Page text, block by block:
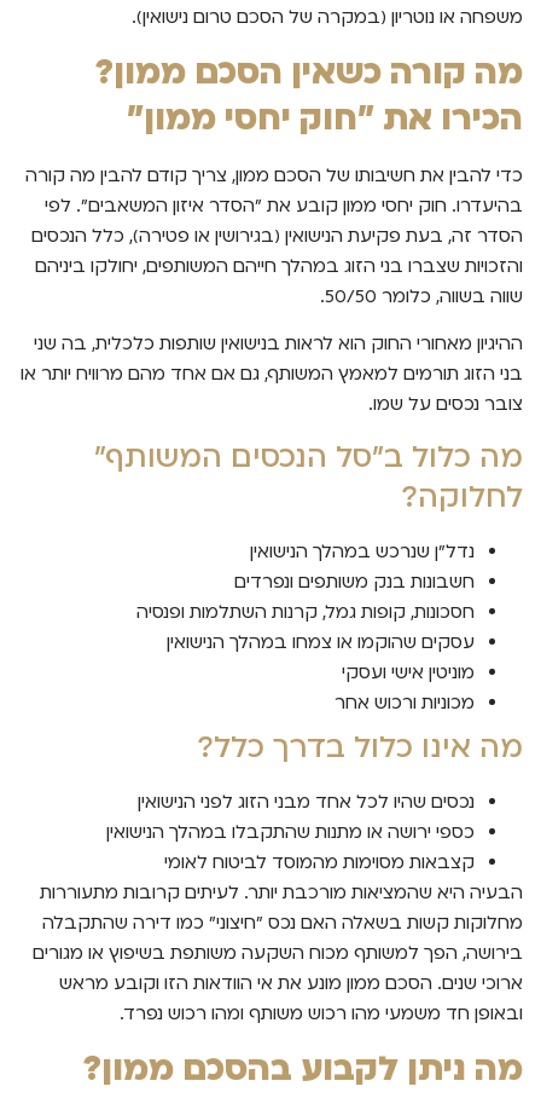
משפחה או נוטריון (במקרה של הסכם טרום נישואין).
מה קורה כשאין הסכם ממון?
הכירו את "חוק יחסי ממון"
כדי להבין את חשיבותו של הסכם ממון, צריך קודם להבין מה קורה
בהיעדרו. חוק יחסי ממון קובע את "הסדר איזון המשאבים". לפי
הסדר זה, בעת פקיעת הנישואין (בגירושין או פטירה), כלל הנכסים
והזכויות שצברו בני הזוג במהלך חייהם המשותפים, יחולקו ביניהם
שווה בשווה, כלומר 50/50.
ההיגיון מאחורי החוק הוא לראות בנישואין שותפות כלכלית, בה שני
בני הזוג תורמים למאמץ המשותף, גם אם אחד מהם מרוויח יותר או
צובר נכסים על שמו.
מה כלול ב"סל הנכסים המשותף"
לחלוקה?
נדל"ן שנרכש במהלך הנישואין
חשבונות בנק משותפים ונפרדים
חסכונות, קופות גמל, קרנות השתלמות ופנסיה
עסקים שהוקמו או צמחו במהלך הנישואין
מוניטין אישי ועסקי
מכוניות ורכוש אחר
מה אינו כלול בדרך כלל?
נכסים שהיו לכל אחד מבני הזוג לפני הנישואין
כספי ירושה או מתנות שהתקבלו במהלך הנישואין
קצבאות מסוימות מהמוסד לביטוח לאומי
הבעיה היא שהמציאות מורכבת יותר. לעיתים קרובות מתעוררות
מחלוקות קשות בשאלה האם נכס "חיצוני" כמו דירה שהתקבלה
בירושה, הפך למשותף מכוח השקעה משותפת בשיפוץ או מגורים
ארוכי שנים. הסכם ממון מונע את אי הוודאות הזו וקובע מראש
ובאופן חד משמעי מהו רכוש משותף ומהו רכוש נפרד.
מה ניתן לקבוע בהסכם ממון?